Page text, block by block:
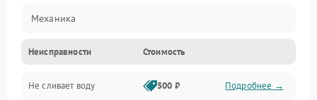
Механика
Управление
Электропитание
Неисправности Стоимость
Не сливает воду 500 ₽ Подробнее →